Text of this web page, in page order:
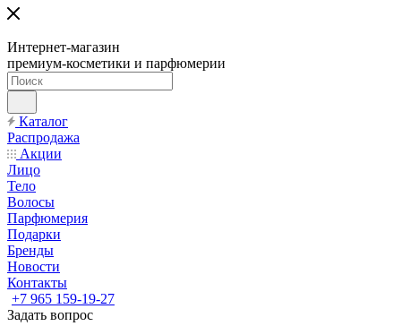
Интернет-магазин
премиум-косметики и парфюмерии
Каталог
Распродажа
Акции
Лицо
Тело
Волосы
Парфюмерия
Подарки
Бренды
Новости
Контакты
+7 965 159-19-27
Задать вопрос